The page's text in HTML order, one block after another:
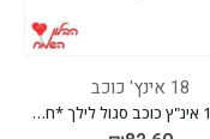
18 אינץ' כוכב
מיילר 18 אינ"ץ כוכב סגול לילך *חבילה של 50 יח'*